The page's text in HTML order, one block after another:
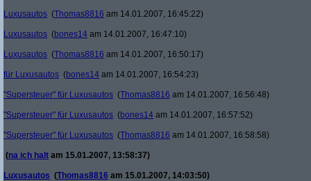
Luxusautos (Thomas8816 am 14.01.2007, 16:45:22)
Luxusautos (bones14 am 14.01.2007, 16:47:10)
Luxusautos (Thomas8816 am 14.01.2007, 16:50:17)
für Luxusautos (bones14 am 14.01.2007, 16:54:23)
"Supersteuer" für Luxusautos (Thomas8816 am 14.01.2007, 16:56:48)
"Supersteuer" für Luxusautos (bones14 am 14.01.2007, 16:57:52)
"Supersteuer" für Luxusautos (Thomas8816 am 14.01.2007, 16:58:58)
(na ich halt am 15.01.2007, 13:58:37)
Luxusautos (Thomas8816 am 15.01.2007, 14:03:50)